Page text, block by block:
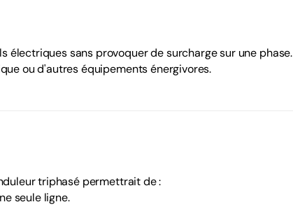
électriques sans provoquer de surcharge sur une phase.
ou d'autres équipements énergivores.
triphasé permettrait de :
seule ligne.